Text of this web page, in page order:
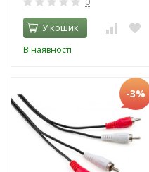
У кошик
В наявності
-3%